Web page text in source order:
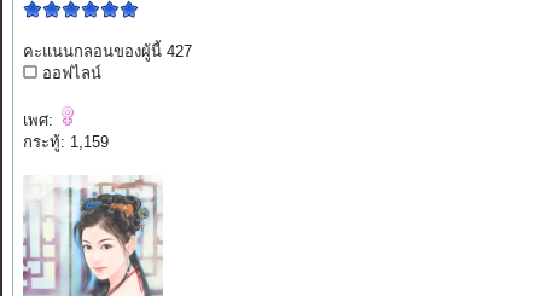
คะแนนกลอนของผู้นี้ 427
ออฟไลน์
เพศ:
กระทู้: 1,159